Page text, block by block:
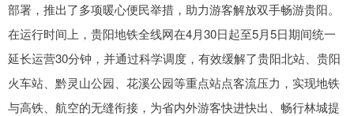
部署，推出了多项暖心便民举措，助力游客解放双手畅游贵阳。
在运行时间上，贵阳地铁全线网在4月30日起至5月5日期间统一
延长运营30分钟，并通过科学调度，有效缓解了贵阳北站、贵阳
火车站、黔灵山公园、花溪公园等重点站点客流压力，实现地铁
与高铁、航空的无缝衔接，为省内外游客快进快出、畅行林城提